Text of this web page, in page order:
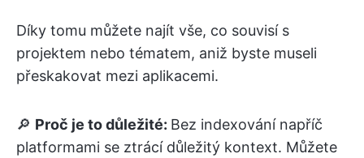
Díky tomu můžete najít vše, co souvisí s
projektem nebo tématem, aniž byste museli
přeskakovat mezi aplikacemi.
🔎 Proč je to důležité: Bez indexování napříč
platformami se ztrácí důležitý kontext. Můžete